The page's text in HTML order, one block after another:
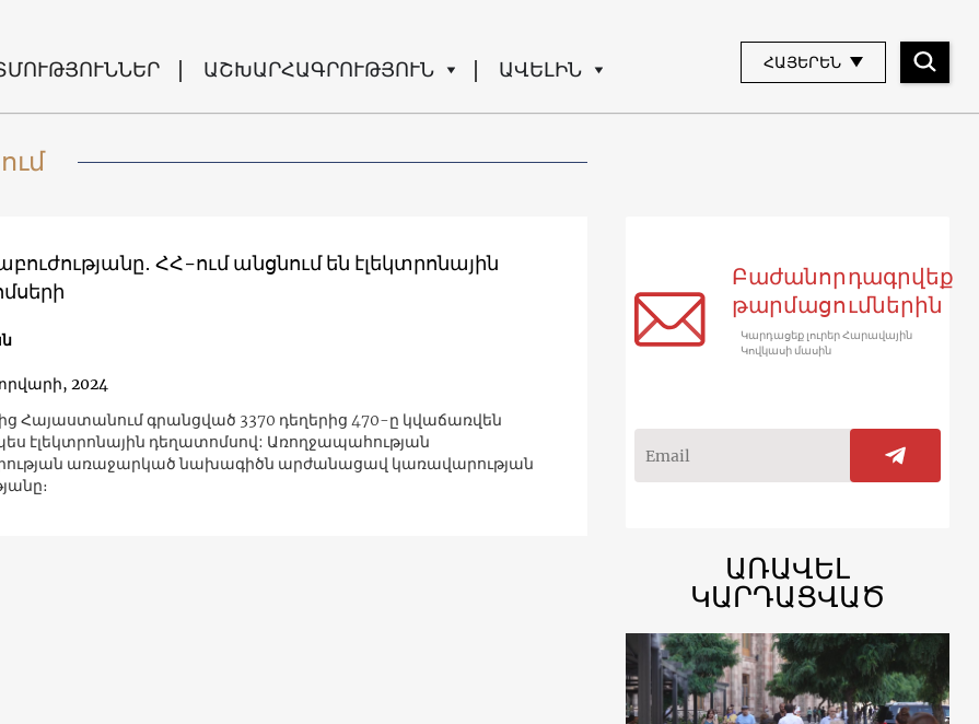
ԱՇԽԱՐՀԱԳՐՈՒԹՅՈՒՆ ԱՎԵԼԻՆ ՀԱՅԵՐԵՆ
ՀՀ-ում անցնում են էլեկտրոնային
2024
Հայաստանում գրանցված 3370 դեղերից 470-ը կվաճառվեն
էլեկտրոնային դեղատոմսով: Առողջապահության
առաջարկած նախագիծն արժանացավ կառավարության
Բաժանորդագրվեք
թարմացումներին
Կարդացեք լուրեր Հարավային
Կովկասի մասին
ԱՌԱՎԵԼ
ԿԱՐԴԱՑՎԱԾ